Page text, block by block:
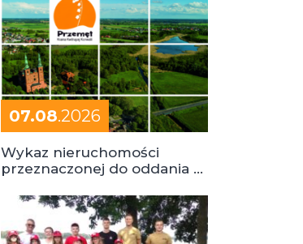
07.08.2026
Wykaz nieruchomości
przeznaczonej do oddania w